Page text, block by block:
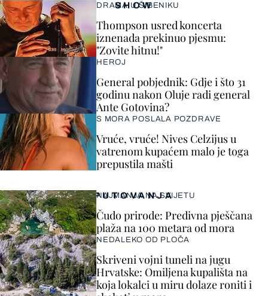
SHOW
DRAMA U ŠIBENIKU
Thompson usred koncerta
iznenada prekinuo pjesmu:
"Zovite hitnu!"
HEROJ
General pobjednik: Gdje i što 31
godinu nakon Oluje radi general
Ante Gotovina?
S MORA POSLALA POZDRAVE
Vruće, vruće! Nives Celzijus u
vatrenom kupaćem malo je toga
prepustila mašti
PUTOVANJA
NAJMANJA NA SVIJETU
Čudo prirode: Predivna pješčana
plaža na 100 metara od mora
NEDALEKO OD PLOČA
Skriveni vojni tuneli na jugu
Hrvatske: Omiljena kupališta na
koja lokalci u miru dolaze roniti i